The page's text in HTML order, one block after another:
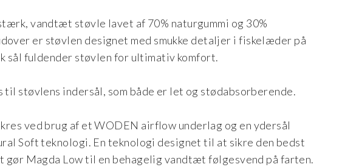
vandtæt støvle lavet af 70% naturgummi og 30%
er støvlen designet med smukke detaljer i fiskelæder på
sål fuldender støvlen for ultimativ komfort.
til støvlens indersål, som både er let og stødabsorberende.
ved brug af et WODEN airflow underlag og en ydersål
Soft teknologi. En teknologi designet til at sikre den bedst
gør Magda Low til en behagelig vandtæt følgesvend på farten.